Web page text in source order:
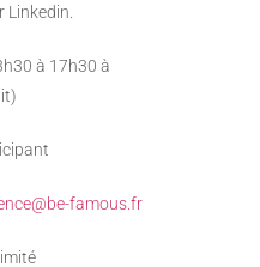
à 17h30 à
famous.fr